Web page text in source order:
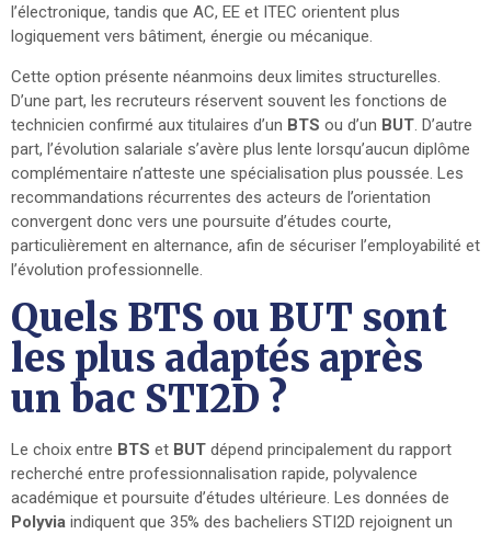
l’électronique, tandis que AC, EE et ITEC orientent plus
logiquement vers bâtiment, énergie ou mécanique.
Cette option présente néanmoins deux limites structurelles.
D’une part, les recruteurs réservent souvent les fonctions de
technicien confirmé aux titulaires d’un BTS ou d’un BUT. D’autre
part, l’évolution salariale s’avère plus lente lorsqu’aucun diplôme
complémentaire n’atteste une spécialisation plus poussée. Les
recommandations récurrentes des acteurs de l’orientation
convergent donc vers une poursuite d’études courte,
particulièrement en alternance, afin de sécuriser l’employabilité et
l’évolution professionnelle.
Quels BTS ou BUT sont
les plus adaptés après
un bac STI2D ?
Le choix entre BTS et BUT dépend principalement du rapport
recherché entre professionnalisation rapide, polyvalence
académique et poursuite d’études ultérieure. Les données de
Polyvia indiquent que 35% des bacheliers STI2D rejoignent un